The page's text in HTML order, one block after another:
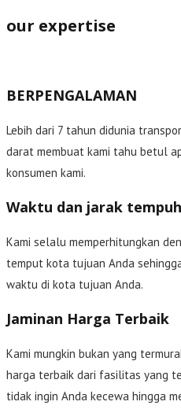
our expertise
BERPENGALAMAN
Lebih dari 7 tahun didunia
darat membuat kami tahu betul
konsumen kami.
Waktu dan jarak
Kami selalu memperhitungkan
temput kota tujuan Anda
waktu di kota tujuan Anda.
Jaminan Harga Terbaik
Kami mungkin bukan yang
harga terbaik dari fasilitas yang
tidak ingin Anda kecewa hingga